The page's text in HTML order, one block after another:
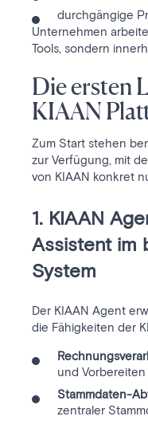
durchgängige
Unternehmen
Tools, sondern
Die ersten
KIAAN
Zum Start stehen
zur Verfügung, mit
von KIAAN konkret
1. KIAAN
Assistent im
System
Der KIAAN Agent
die Fähigkeiten der
und
Stammdaten-
zentraler